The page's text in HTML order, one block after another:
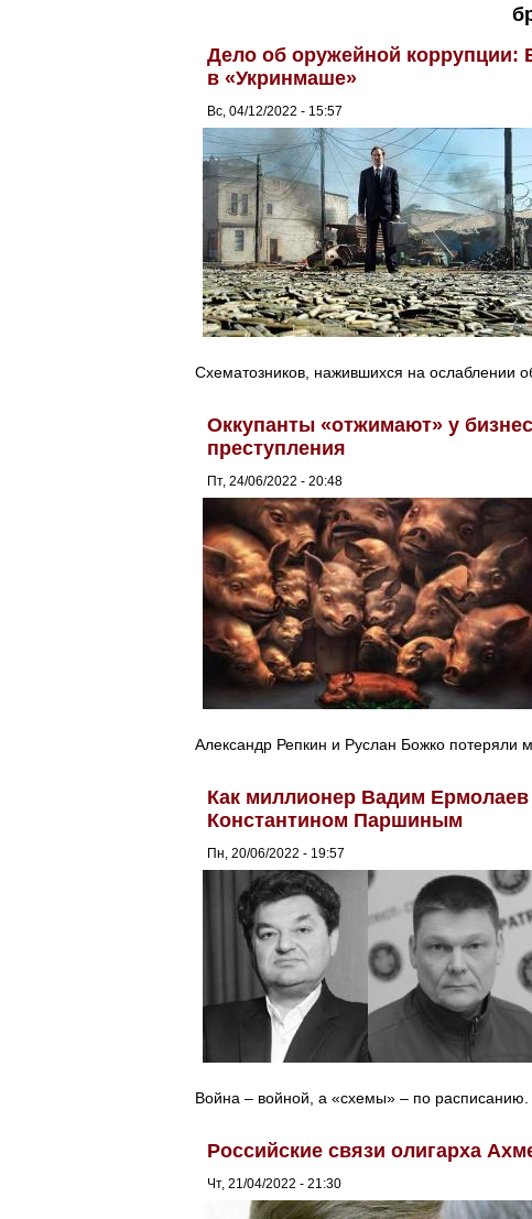
Дело об оружейной коррупции:
в «Укринмаше»
Вс, 04/12/2022 - 15:57
Схематозников, нажившихся на ослаблении
Оккупанты «отжимают» у
преступления
Пт, 24/06/2022 - 20:48
Александр Репкин и Руслан Божко потеряли
Как миллионер Вадим
Константином Паршиным
Пн, 20/06/2022 - 19:57
Война – войной, а «схемы» – по расписанию.
Российские связи олигарха
Чт, 21/04/2022 - 21:30